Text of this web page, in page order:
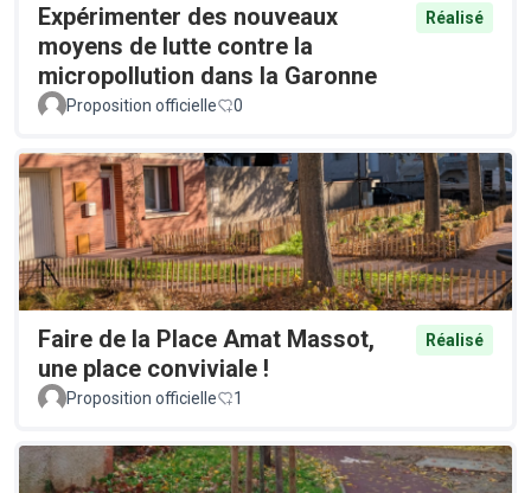
Expérimenter des nouveaux
moyens de lutte contre la
micropollution dans la Garonne
Réalisé
Proposition officielle 0
Faire de la Place Amat Massot,
une place conviviale !
Réalisé
Proposition officielle 1